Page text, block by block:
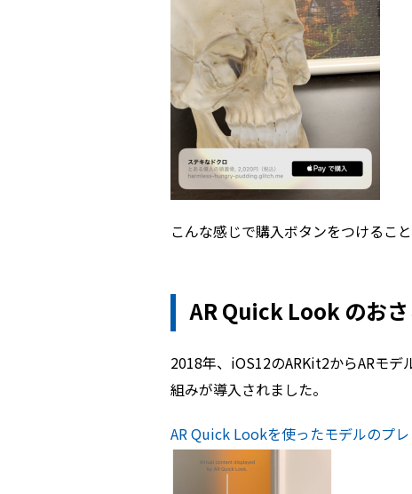
こんな感じで購入ボタンをつけること
AR Quick Look のお
2018年、iOS12のARKit2からARモ
組みが導入されました。
AR Quick Lookを使ったモデルのプ